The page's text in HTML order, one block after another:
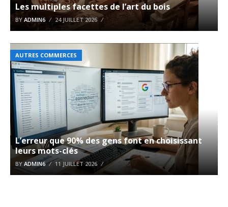
Les multiples facettes de l’art du bois
BY ADMIN6 24 JUILLET 2026
AUTRES COMMERCES
L’erreur que 90% des gens font en choisissant
leurs mots-clés
BYADMIN6 11 JUILLET 2026